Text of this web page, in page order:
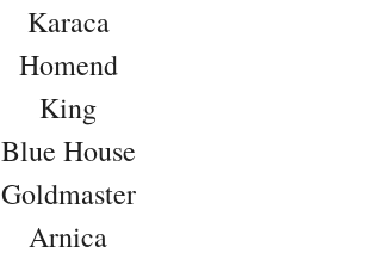
Karaca
Homend
King
Blue House
Goldmaster
Arnica